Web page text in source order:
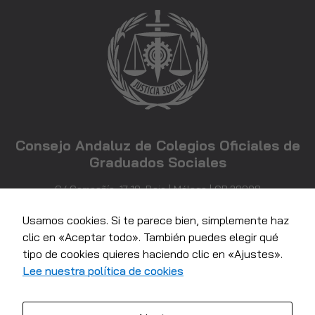
Consejo Andaluz de Colegios Oficiales de
Graduados Sociales
C/ Compañía, 17-19, Bajo | Málaga | CP 29008
info@consejoandaluzgraduadossociales.com
Usamos cookies. Si te parece bien, simplemente haz
clic en «Aceptar todo». También puedes elegir qué
tipo de cookies quieres haciendo clic en «Ajustes».
Lee nuestra política de cookies
Experiencia
Para que
nuestra web
funcione lo
mejor posible
durante tu
visita. Si
algunas
funcionalidades
de la web.
Marketing
Al compartir tus
intereses y